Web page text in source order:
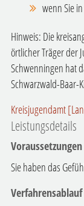
wenn Sie
Hinweis: Die
örtlicher Träger der
Schwenningen hat
Schwarzwald-Baar-
Kreisjugendamt
Leistungsdetails
Voraussetzungen
Sie haben das
Verfahrensablauf